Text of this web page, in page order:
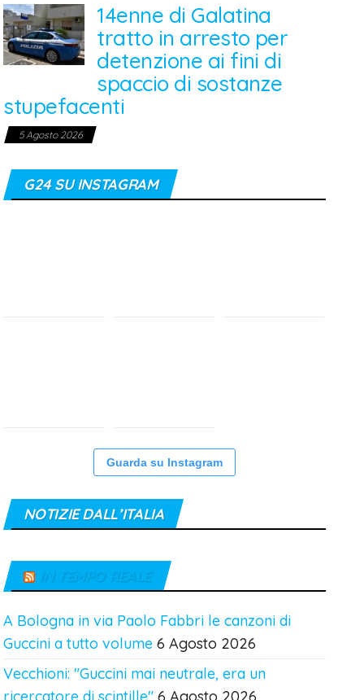
14enne di Galatina
tratto in arresto per
detenzione ai fini di
spaccio di sostanze
stupefacenti
5 Agosto 2026
G24 SU INSTAGRAM
Guarda su Instagram
NOTIZIE DALL’ITALIA
IN TEMPO REALE
A Bologna in via Paolo Fabbri le canzoni di
Guccini a tutto volume 6 Agosto 2026
Vecchioni: "Guccini mai neutrale, era un